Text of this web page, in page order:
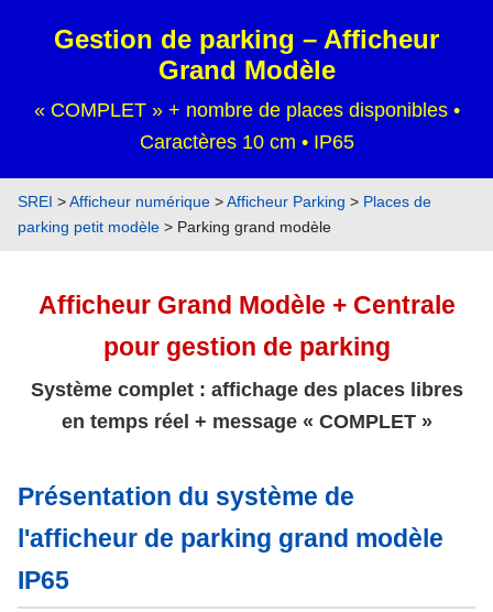
Gestion de parking – Afficheur
Grand Modèle
« COMPLET » + nombre de places disponibles •
Caractères 10 cm • IP65
SREI >Afficheur numérique >Afficheur Parking > Places de
parking petit modèle > Parking grand modèle
Afficheur Grand Modèle + Centrale
pour gestion de parking
Système complet : affichage des places libres
en temps réel + message « COMPLET »
Présentation du système de
l'afficheur de parking grand modèle
IP65